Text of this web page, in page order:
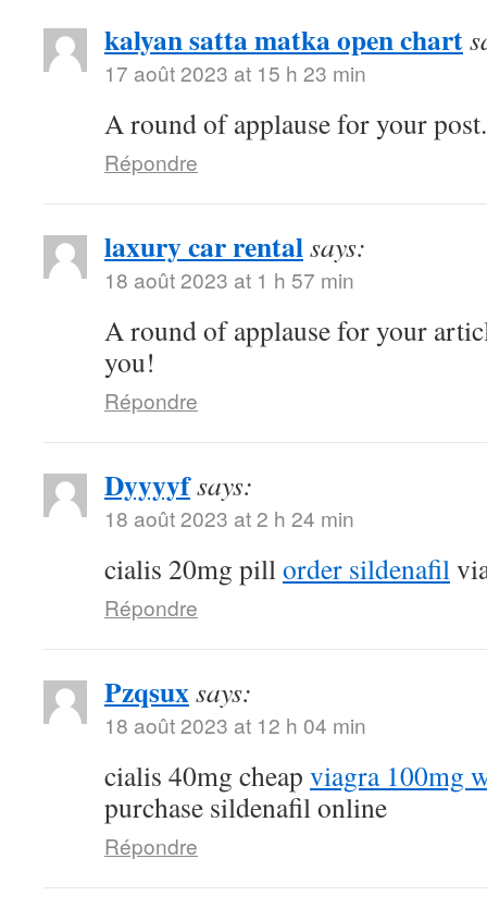
kalyan satta matka open chart
17 août 2023 at 15 h 23 min
A round of applause for your
Répondre
laxury car rentalsays:
18 août 2023 at 1 h 57 min
A round of applause for your
you!
Répondre
Dyyyyfsays:
18 août 2023 at 2 h 24 min
cialis 20mg pillorder sildenafil
Répondre
Pzqsuxsays:
18 août 2023 at 12 h 04 min
cialis 40mg cheap viagra 100mg
purchase sildenafil online
Répondre